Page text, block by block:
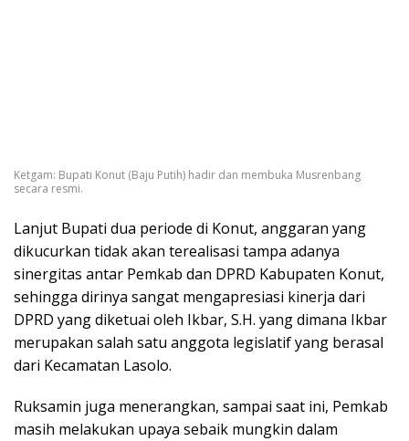
Ketgam: Bupati Konut (Baju Putih) hadir dan membuka Musrenbang
secara resmi.
Lanjut Bupati dua periode di Konut, anggaran yang
dikucurkan tidak akan terealisasi tampa adanya
sinergitas antar Pemkab dan DPRD Kabupaten Konut,
sehingga dirinya sangat mengapresiasi kinerja dari
DPRD yang diketuai oleh Ikbar, S.H. yang dimana Ikbar
merupakan salah satu anggota legislatif yang berasal
dari Kecamatan Lasolo.
Ruksamin juga menerangkan, sampai saat ini, Pemkab
masih melakukan upaya sebaik mungkin dalam